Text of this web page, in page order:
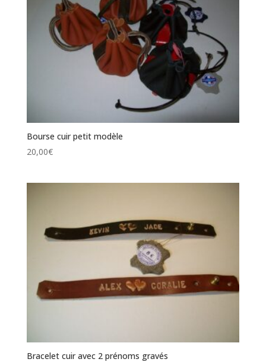
Bourse cuir petit modèle
20,00€
Bracelet cuir avec 2 prénoms gravés